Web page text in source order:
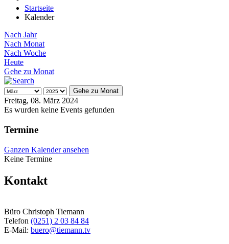
Startseite
Kalender
Nach Jahr
Nach Monat
Nach Woche
Heute
Gehe zu Monat
Gehe zu Monat
Freitag, 08. März 2024
Es wurden keine Events gefunden
Termine
Ganzen Kalender ansehen
Keine Termine
Kontakt
Büro Christoph Tiemann
Telefon (0251) 2 03 84 84
E-Mail: buero@tiemann.tv